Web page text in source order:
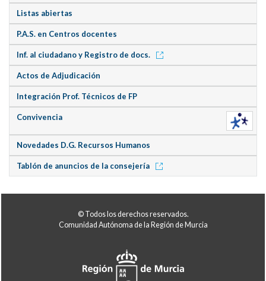
Listas abiertas
P.A.S. en Centros docentes
Inf. al ciudadano y Registro de docs.
Actos de Adjudicación
Integración Prof. Técnicos de FP
Convivencia
Novedades D.G. Recursos Humanos
Tablón de anuncios de la consejería
© Todos los derechos reservados.
Comunidad Autónoma de la Región de Murcia